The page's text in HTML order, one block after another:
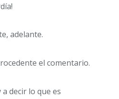
adelante.
el comentario.
a decir lo que es